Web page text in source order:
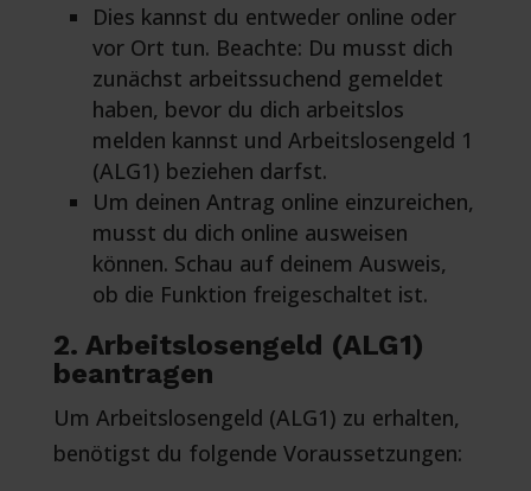
Dies kannst du entweder online oder
vor Ort tun. Beachte: Du musst dich
zunächst arbeitssuchend gemeldet
haben, bevor du dich arbeitslos
melden kannst und Arbeitslosengeld 1
(ALG1) beziehen darfst.
Um deinen Antrag online einzureichen,
musst du dich online ausweisen
können. Schau auf deinem Ausweis,
ob die Funktion freigeschaltet ist.
2. Arbeitslosengeld (ALG1)
beantragen
Um Arbeitslosengeld (ALG1) zu erhalten,
benötigst du folgende Voraussetzungen: